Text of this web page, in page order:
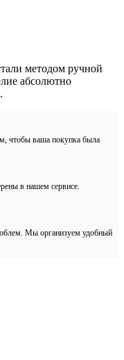
методом ручной
абсолютно
чтобы ваша покупка была
в нашем сервисе.
Мы организуем удобный